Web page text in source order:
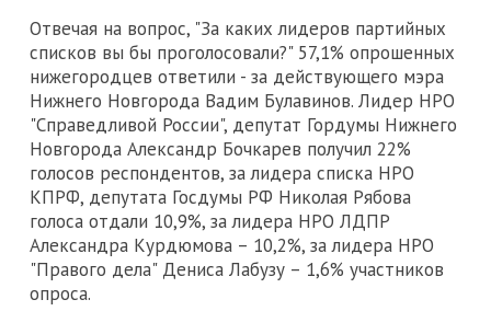
Отвечая на вопрос, "За каких лидеров партийных
списков вы бы проголосовали?" 57,1% опрошенных
нижегородцев ответили - за действующего мэра
Нижнего Новгорода Вадим Булавинов. Лидер НРО
"Справедливой России", депутат Гордумы Нижнего
Новгорода Александр Бочкарев получил 22%
голосов респондентов, за лидера списка НРО
КПРФ, депутата Госдумы РФ Николая Рябова
голоса отдали 10,9%, за лидера НРО ЛДПР
Александра Курдюмова – 10,2%, за лидера НРО
"Правого дела" Дениса Лабузу – 1,6% участников
опроса.